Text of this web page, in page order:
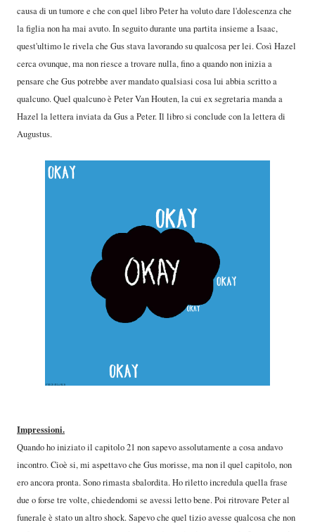
causa di un tumore e che con quel libro Peter ha voluto dare l'dolescenza che
la figlia non ha mai avuto. In seguito durante una partita insieme a Isaac,
quest'ultimo le rivela che Gus stava lavorando su qualcosa per lei. Così Hazel
cerca ovunque, ma non riesce a trovare nulla, fino a quando non inizia a
pensare che Gus potrebbe aver mandato qualsiasi cosa lui abbia scritto a
qualcuno. Quel qualcuno è Peter Van Houten, la cui ex segretaria manda a
Hazel la lettera inviata da Gus a Peter. Il libro si conclude con la lettera di
Augustus.
Impressioni.
Quando ho iniziato il capitolo 21 non sapevo assolutamente a cosa andavo
incontro. Cioè si, mi aspettavo che Gus morisse, ma non il quel capitolo, non
ero ancora pronta. Sono rimasta sbalordita. Ho riletto incredula quella frase
due o forse tre volte, chiedendomi se avessi letto bene. Poi ritrovare Peter al
funerale è stato un altro shock. Sapevo che quel tizio avesse qualcosa che non